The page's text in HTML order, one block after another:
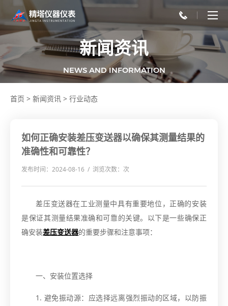
新闻资讯
NEWS AND INFORMATION
首页 > 新闻资讯 > 行业动态
如何正确安装差压变送器以确保其测量结果的
准确性和可靠性？
发布时间：2024-08-16 / 浏览次数： 次
差压变送器在工业测量中具有重要地位，正确的安装
是保证其测量结果准确和可靠的关键。以下是一些确保正
确安装差压变送器的重要步骤和注意事项：
一、安装位置选择
1. 避免振动源：应选择远离强烈振动的区域，以防振